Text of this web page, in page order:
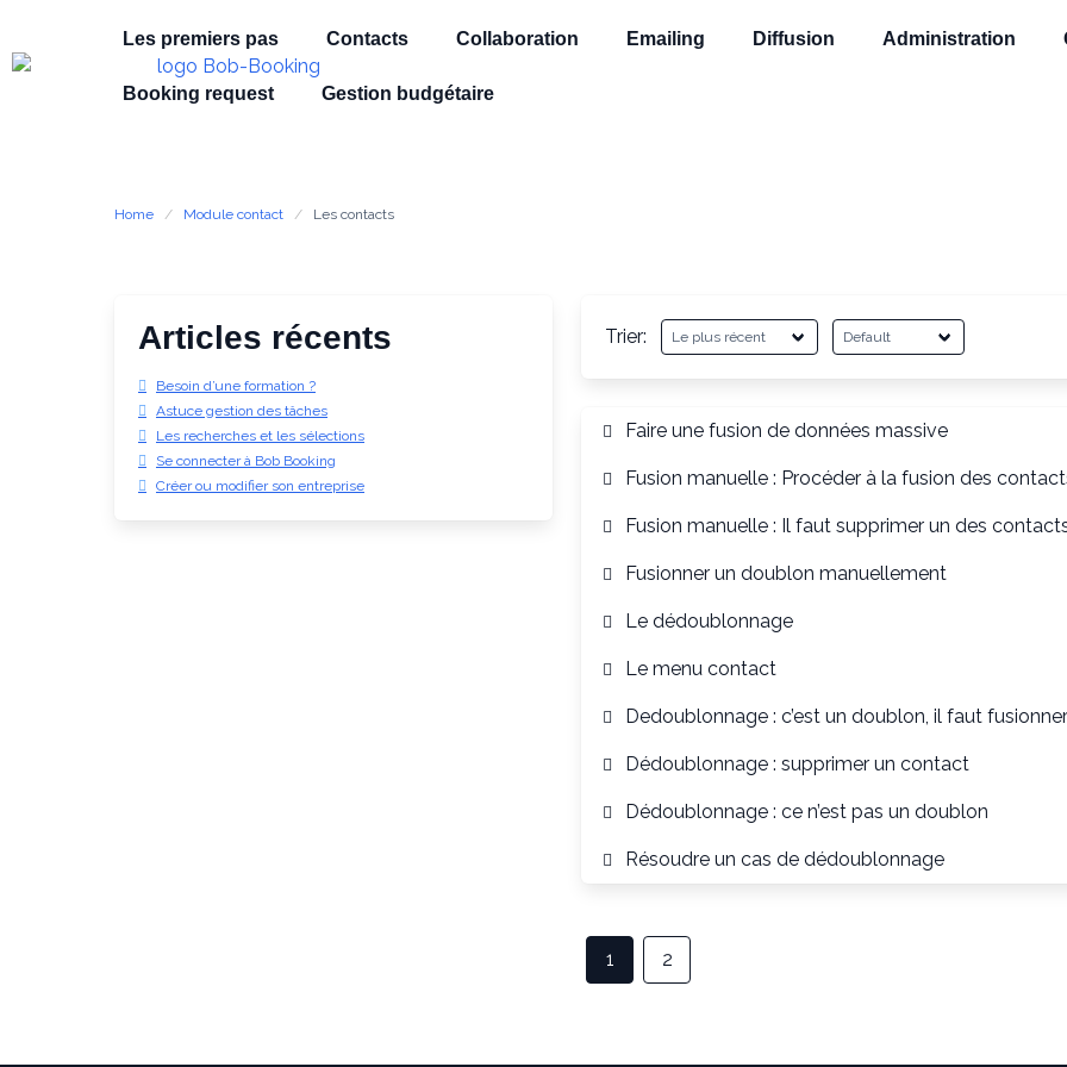
Les premiers pas Contacts Collaboration Emailing Diffusion Administration
Booking request Gestion budgétaire
Home Module contact Les contacts
Articles récents
Besoin d’une formation ?
Astuce gestion des tâches
Les recherches et les sélections
Se connecter à Bob Booking
Créer ou modifier son entreprise
Trier:
Faire une fusion de données massive
Fusion manuelle : Procéder à la fusion des
Fusion manuelle : Il faut supprimer un des
Fusionner un doublon manuellement
Le dédoublonnage
Le menu contact
Dedoublonnage : c’est un doublon, il faut fusionner
Dédoublonnage : supprimer un contact
Dédoublonnage : ce n’est pas un doublon
Résoudre un cas de dédoublonnage
1 2